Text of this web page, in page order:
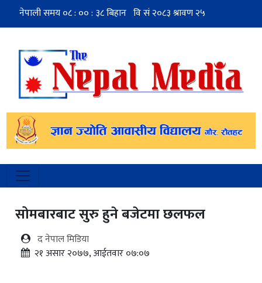
सोमबारबाट सुरु हुने बजेटमा छलफल
द नेपाल मिडिया
२१ असार २०७७, आईतवार ०७:०७